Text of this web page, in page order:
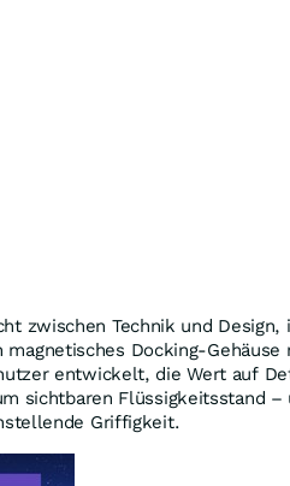
zwischen Technik und Design,
Docking-Gehäuse
entwickelt, die Wert auf
sichtbaren Flüssigkeitsstand –
Griffigkeit.